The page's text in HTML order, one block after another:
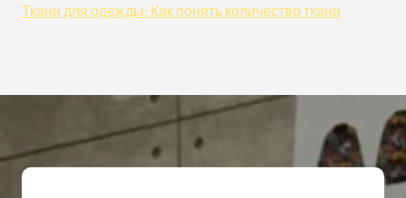
Ткани для одежды: Как понять количество ткани